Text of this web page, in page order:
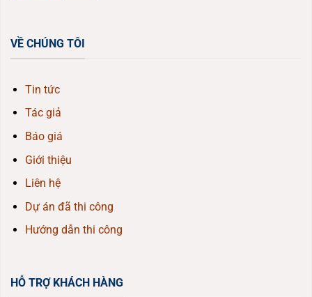
VỀ CHÚNG TÔI
Tin tức
Tác giả
Báo giá
Giới thiệu
Liên hệ
Dự án đã thi công
Hướng dẫn thi công
HỖ TRỢ KHÁCH HÀNG